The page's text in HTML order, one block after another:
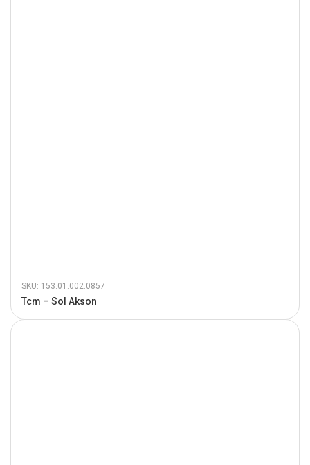
SKU: 153.01.002.0857
Tcm – Sol Akson